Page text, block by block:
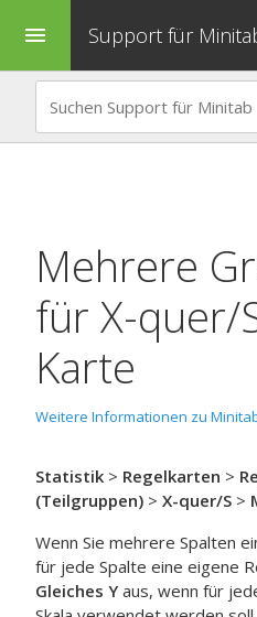
menu Support für
Mehrere
für X-quer/
Karte
Weitere Informationen zu
Statistik > Regelkarten >
(Teilgruppen) > X-quer/S >
Wenn Sie mehrere Spalten
für jede Spalte eine eigene
Gleiches Y aus, wenn für